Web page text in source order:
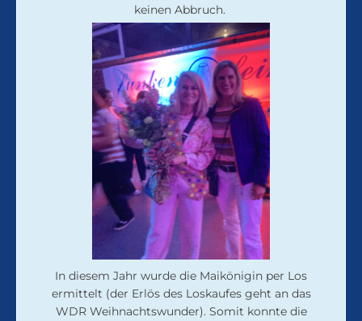
keinen Abbruch.
In diesem Jahr wurde die Maikönigin per Los
ermittelt (der Erlös des Loskaufes geht an das
WDR Weihnachtswunder). Somit konnte die